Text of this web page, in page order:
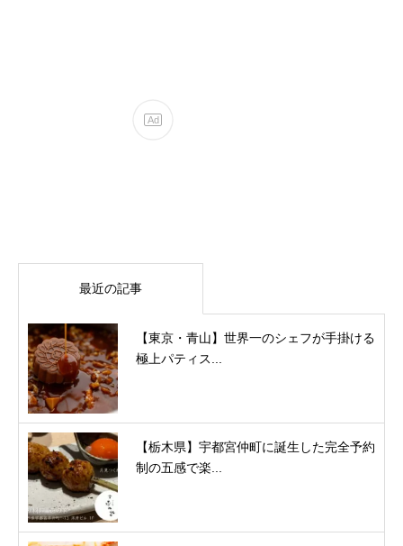
最近の記事
【東京・青山】世界一のシェフが手掛ける
極上パティス...
【栃木県】宇都宮仲町に誕生した完全予約
制の五感で楽...